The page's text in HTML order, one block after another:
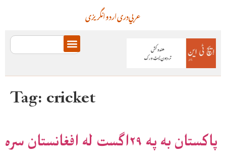
انگریزیاردودریعربي
Tag:cricket
پاکستان به په ۲۹اګست له افغانستان سره